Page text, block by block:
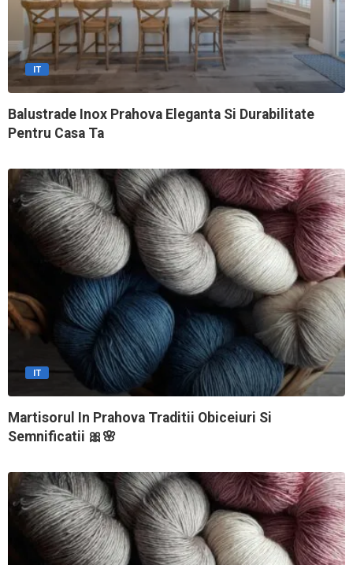
IT
Balustrade Inox Prahova Eleganta Si Durabilitate
Pentru Casa Ta
IT
Martisorul In Prahova Traditii Obiceiuri Si
Semnificatii 🎀🌸